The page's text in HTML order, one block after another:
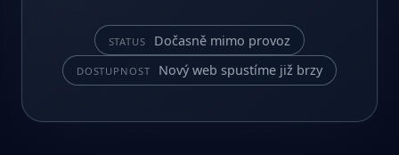
STATUS Dočasně mimo provoz
DOSTUPNOST Nový web spustíme již brzy